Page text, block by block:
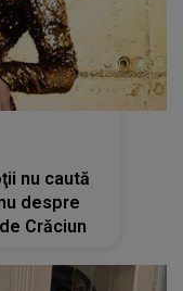
nu caută
despre
Crăciun